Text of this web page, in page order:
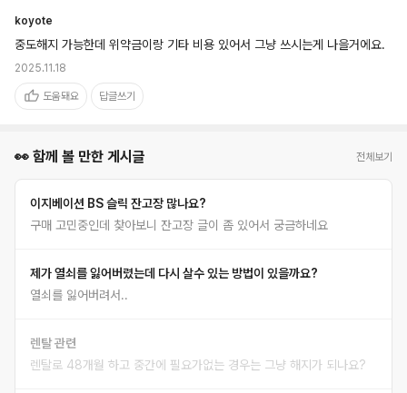
koyote
중도해지 가능한데 위약금이랑 기타 비용 있어서 그냥 쓰시는게 나을거에요.
2025.11.18
도움돼요 답글쓰기
👀 함께 볼 만한 게시글 전체보기
이지베이션 BS 슬릭 잔고장 많나요?
구매 고민중인데 찾아보니 잔고장 글이 좀 있어서 궁금하네요
제가 열쇠를 잃어버렸는데 다시 살수 있는 방법이 있을까요?
열쇠를 잃어버려서..
렌탈 관련
렌탈로 48개월 하고 중간에 필요가없는 경우는 그냥 해지가 되나요?